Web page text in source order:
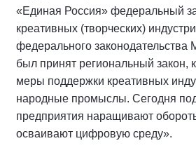
«Единая Россия» федеральный
креативных (творческих)
федерального законодательства
был принят региональный закон,
меры поддержки креативных
народные промыслы. Сегодня
предприятия наращивают
осваивают цифровую среду».